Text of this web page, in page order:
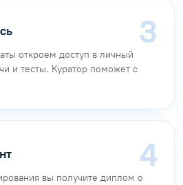
откроем доступ в личный
и тесты. Куратор поможет с
вы получите диплом о